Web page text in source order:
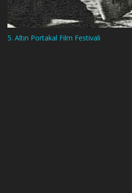
5. Altın Portakal Film Festivali